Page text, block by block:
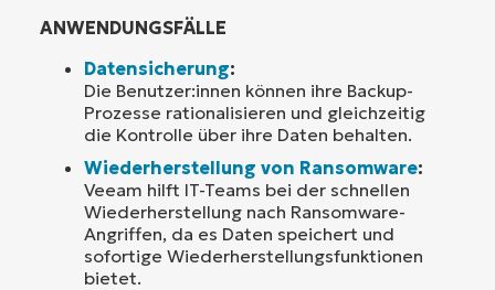
ANWENDUNGSFÄLLE
Datensicherung:
Die Benutzer:innen können ihre Backup-
Prozesse rationalisieren und gleichzeitig
die Kontrolle über ihre Daten behalten.
Wiederherstellung von Ransomware:
Veeam hilft IT-Teams bei der schnellen
Wiederherstellung nach Ransomware-
Angriffen, da es Daten speichert und
sofortige Wiederherstellungsfunktionen
bietet.